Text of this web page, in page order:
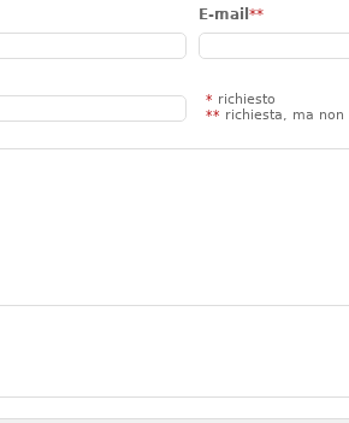
E-mail **
* richiesto
** richiesta, ma non